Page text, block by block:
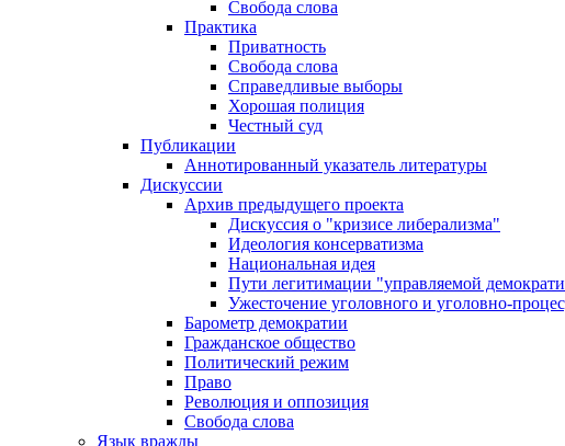
Свобода слова
Практика
Приватность
Свобода слова
Справедливые выборы
Хорошая полиция
Честный суд
Публикации
Аннотированный указатель литературы
Дискуссии
Архив предыдущего проекта
Дискуссия о "кризисе либерализма"
Идеология консерватизма
Национальная идея
Пути легитимации "управляемой
Ужесточение уголовного и уголовно-
Барометр демократии
Гражданское общество
Политический режим
Право
Революция и оппозиция
Свобода слова
Язык вражды